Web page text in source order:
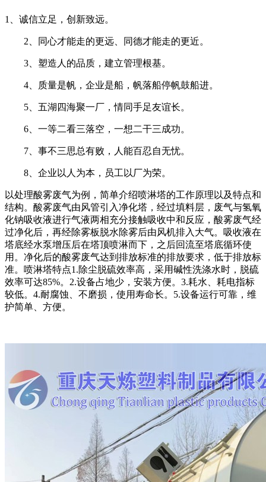
1、诚信立足，创新致远。
2、同心才能走的更远、同德才能走的更近。
3、塑造人的品质，建立管理根基。
4、质量是帆，企业是船，帆落船停帆鼓船进。
5、五湖四海聚一厂，情同手足友谊长。
6、一等二看三落空，一想二干三成功。
7、事不三思总有败，人能百忍自无忧。
8、企业以人为本，员工以厂为荣。
以处理酸雾废气为例，简单介绍喷淋塔的工作原理以及特点和
结构。酸雾废气由风管引入净化塔，经过填料层，废气与氢氧
化钠吸收液进行气液两相充分接触吸收中和反应，酸雾废气经
过净化后，再经除雾板脱水除雾后由风机排入大气。吸收液在
塔底经水泵增压后在塔顶喷淋而下，之后回流至塔底循环使
用。净化后的酸雾废气达到排放标准的排放要求，低于排放标
准。喷淋塔特点1.除尘脱硫效率高，采用碱性洗涤水时，脱硫
效率可达85%。2.设备占地少，安装方便。3.耗水、耗电指标
较低。4.耐腐蚀、不磨损，使用寿命长。5.设备运行可靠，维
护简单、方便。